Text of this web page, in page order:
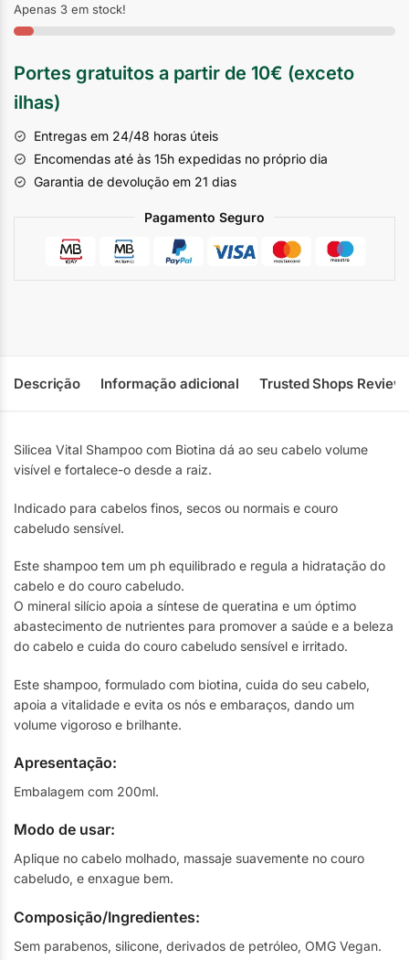
Apenas 3 em stock!
Portes gratuitos a partir de 10€ (exceto
ilhas)
Entregas em 24/48 horas úteis
Encomendas até às 15h expedidas no próprio dia
Garantia de devolução em 21 dias
Pagamento Seguro
Descrição Informação adicional Trusted Shops
Silicea Vital Shampoo com Biotina dá ao seu cabelo volume
visível e fortalece-o desde a raiz.
Indicado para cabelos finos, secos ou normais e couro
cabeludo sensível.
Este shampoo tem um ph equilibrado e regula a hidratação do
cabelo e do couro cabeludo.
O mineral silício apoia a síntese de queratina e um óptimo
abastecimento de nutrientes para promover a saúde e a beleza
do cabelo e cuida do couro cabeludo sensível e irritado.
Este shampoo, formulado com biotina, cuida do seu cabelo,
apoia a vitalidade e evita os nós e embaraços, dando um
volume vigoroso e brilhante.
Apresentação:
Embalagem com 200ml.
Modo de usar:
Aplique no cabelo molhado, massaje suavemente no couro
cabeludo, e enxague bem.
Composição/Ingredientes:
Sem parabenos, silicone, derivados de petróleo, OMG Vegan.